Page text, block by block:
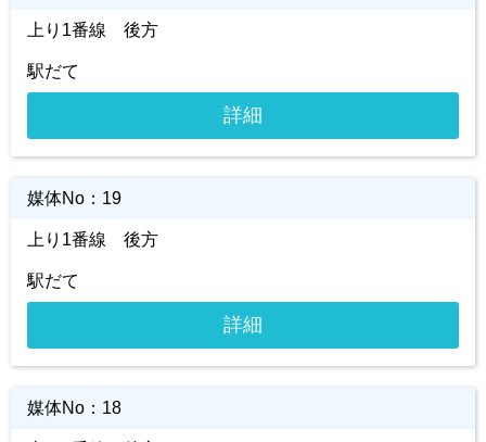
上り1番線 後方
駅だて
詳細
媒体No： 19
上り1番線 後方
駅だて
詳細
媒体No： 18